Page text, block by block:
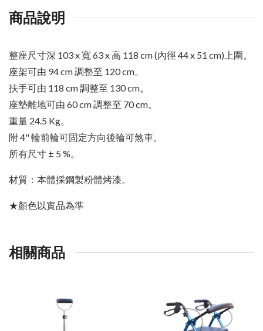
商品說明
整座尺寸深 103 x 寬 63 x 高 118 cm (內徑 44 x 51 cm)上圍。
座架可由 94 cm 調整至 120 cm。
扶手可由 118 cm 調整至 130 cm。
座墊離地可由 60 cm 調整至 70 cm。
重量 24.5 Kg。
附 4" 輪前輪可固定方向後輪可煞車。
所有尺寸 ± 5 %。
材質：本體採鋼製粉體烤漆。
★顏色以實品為準
相關商品